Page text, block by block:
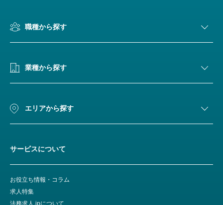
職種から探す
業種から探す
エリアから探す
サービスについて
お役立ち情報・コラム
求人特集
法務求人.jpについて